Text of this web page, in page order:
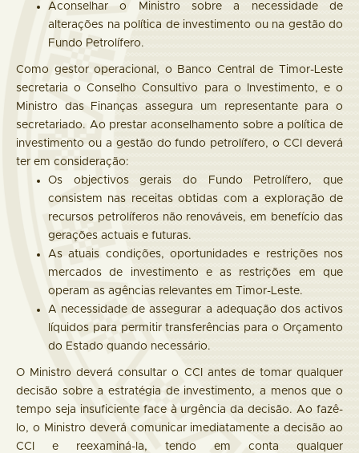
Aconselhar o Ministro sobre a necessidade de
alterações na política de investimento ou na gestão do
Fundo Petrolífero.
Como gestor operacional, o Banco Central de Timor-Leste
secretaria o Conselho Consultivo para o Investimento, e o
Ministro das Finanças assegura um representante para o
secretariado. Ao prestar aconselhamento sobre a política de
investimento ou a gestão do fundo petrolífero, o CCI deverá
ter em consideração:
Os objectivos gerais do Fundo Petrolífero, que
consistem nas receitas obtidas com a exploração de
recursos petrolíferos não renováveis, em benefício das
gerações actuais e futuras.
As atuais condições, oportunidades e restrições nos
mercados de investimento e as restrições em que
operam as agências relevantes em Timor-Leste.
A necessidade de assegurar a adequação dos activos
líquidos para permitir transferências para o Orçamento
do Estado quando necessário.
O Ministro deverá consultar o CCI antes de tomar qualquer
decisão sobre a estratégia de investimento, a menos que o
tempo seja insuficiente face à urgência da decisão. Ao fazê-
lo, o Ministro deverá comunicar imediatamente a decisão ao
CCI e reexaminá-la, tendo em conta qualquer